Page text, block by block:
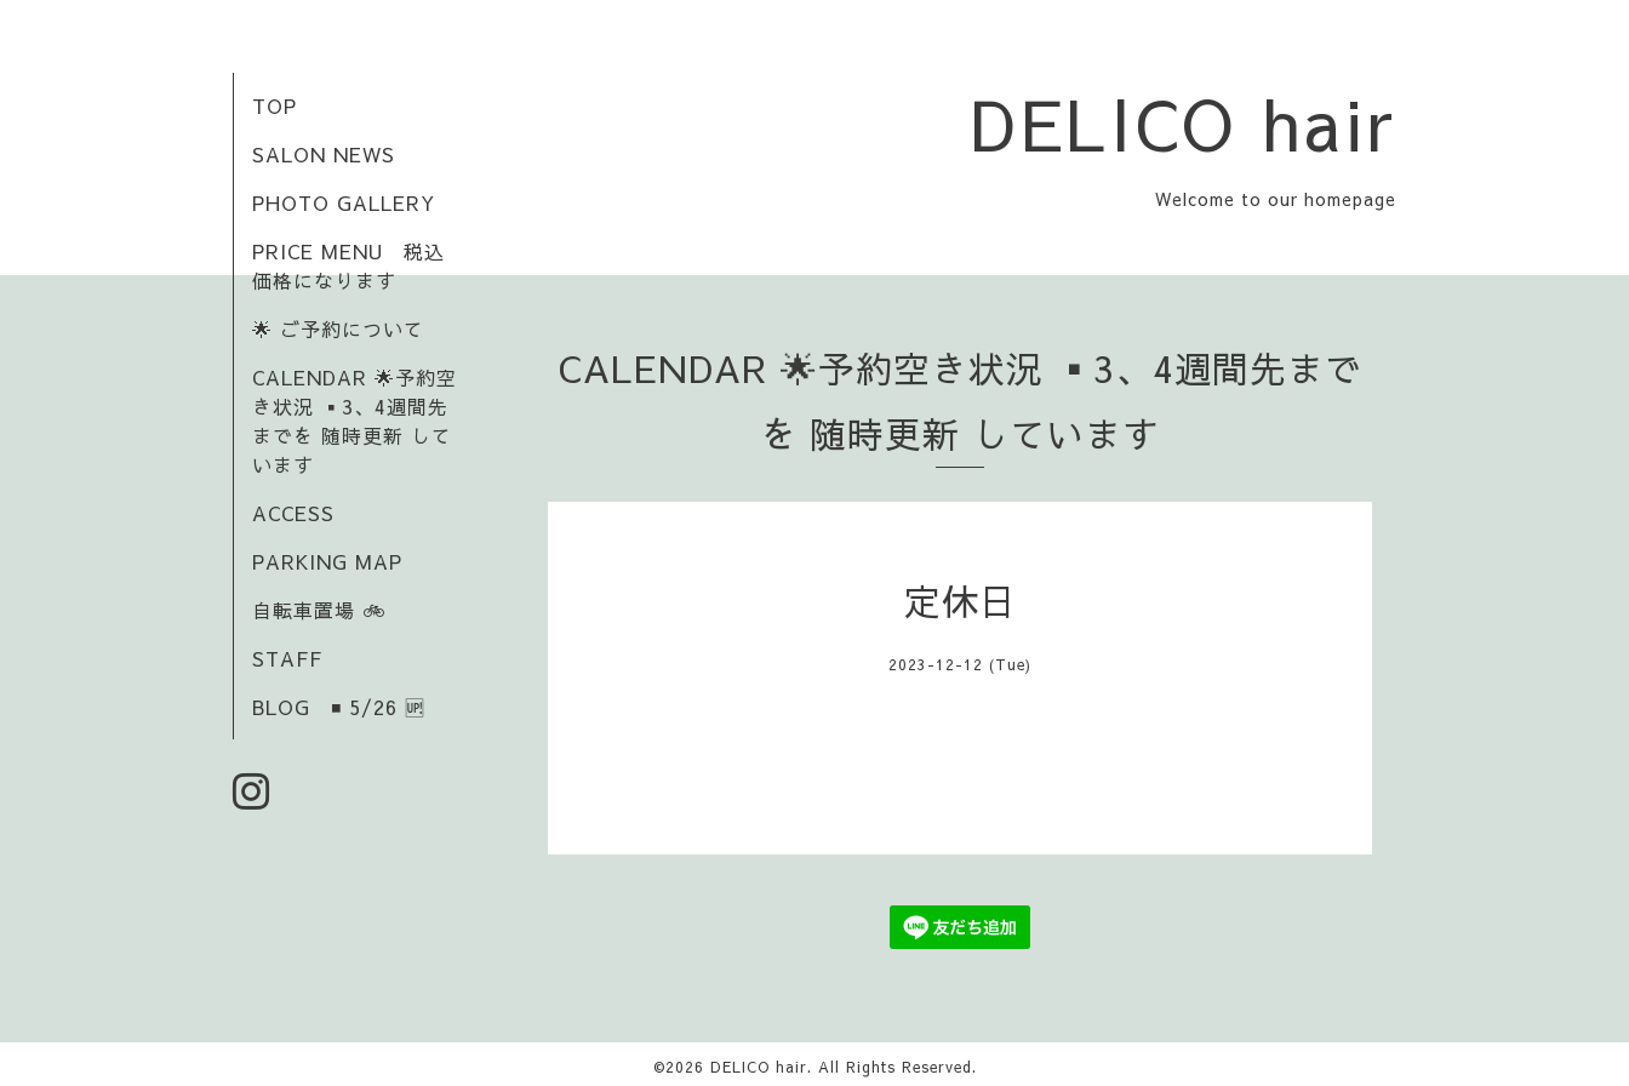
DELICO hair
Welcome to our homepage
TOP
SALON NEWS
PHOTO GALLERY
PRICE MENU 税込
価格になります
🌟 ご予約について
CALENDAR 🌟予約空
き状況 ▪️3、4週間先
までを 随時更新 して
います
ACCESS
PARKING MAP
自転車置場 🚲️
STAFF
BLOG ◾ 5/26 🆙
CALENDAR 🌟予約空き状況 ▪️3、4週間先まで
を 随時更新 しています
定休日
2023-12-12 (Tue)
©2026 DELICO hair. All Rights Reserved.